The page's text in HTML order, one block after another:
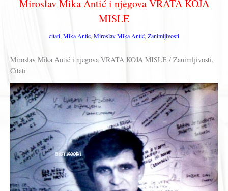
Miroslav Mika Antić i njegova VRATA KOJA
MISLE
citati, Mika Antic, Miroslav Mika Antić, Zanimljivosti
Miroslav Mika Antić i njegova VRATA KOJA MISLE / Zanimljivosti,
Citati